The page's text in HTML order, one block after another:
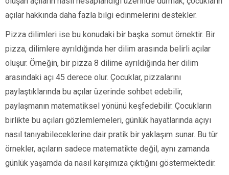
açılar hakkında daha fazla bilgi edinmelerini destekler.
Pizza dilimleri ise bu konudaki bir başka somut örnektir. Bir
pizza, dilimlere ayrıldığında her dilim arasında belirli açılar
oluşur. Örneğin, bir pizza 8 dilime ayrıldığında her dilim
arasındaki açı 45 derece olur. Çocuklar, pizzalarını
paylaştıklarında bu açılar üzerinde sohbet edebilir,
paylaşmanın matematiksel yönünü keşfedebilir. Çocukların
birlikte bu açıları gözlemlemeleri, günlük hayatlarında açıyı
nasıl tanıyabileceklerine dair pratik bir yaklaşım sunar. Bu tür
örnekler, açıların sadece matematikte değil, aynı zamanda
günlük yaşamda da nasıl karşımıza çıktığını göstermektedir.